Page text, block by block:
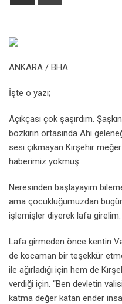
ANKARA / BHA
İşte o yazı;
Açıkçası çok şaşırdım.
bozkırın ortasında Ahi
sesi çıkmayan Kırşehir
haberimiz yokmuş.
Neresinden başlayayım
ama çocukluğumuzdan
işlemişler diyerek lafa girelim.
Lafa girmeden önce kentin
de kocaman bir teşekkür
ile ağırladığı için hem de
verdiği için. “Ben devletin
katma değer katan ender